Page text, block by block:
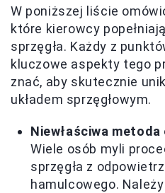
W poniższej liście
które kierowcy
sprzęgła. Każdy z
kluczowe aspekty tego
znać, aby skutecznie
układem sprzęgłowym.
Niewłaściwa
Wiele osób myli
sprzęgła z
hamulcowego.